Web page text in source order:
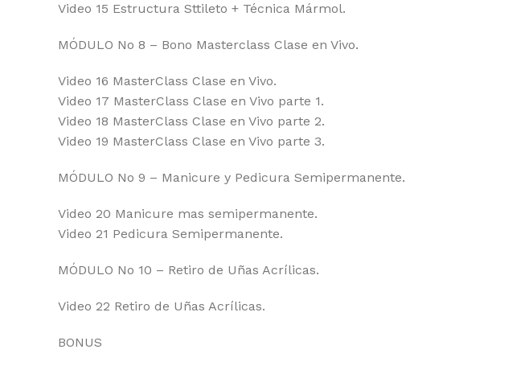
Video 15 Estructura Sttileto + Técnica Mármol.
MÓDULO No 8 – Bono Masterclass Clase en Vivo.
Video 16 MasterClass Clase en Vivo.
Video 17 MasterClass Clase en Vivo parte 1.
Video 18 MasterClass Clase en Vivo parte 2.
Video 19 MasterClass Clase en Vivo parte 3.
MÓDULO No 9 – Manicure y Pedicura Semipermanente.
Video 20 Manicure mas semipermanente.
Video 21 Pedicura Semipermanente.
MÓDULO No 10 – Retiro de Uñas Acrílicas.
Video 22 Retiro de Uñas Acrílicas.
BONUS